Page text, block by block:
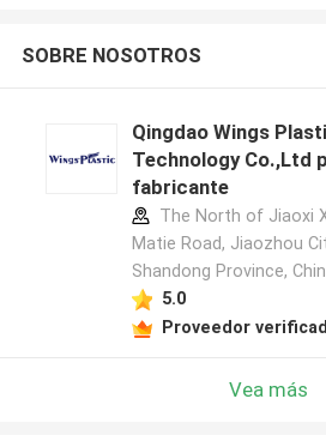
SOBRE NOSOTROS
Qingdao Wings
Technology Co.,Ltd
fabricante
The North of Jiaoxi
Matie Road, Jiaozhou
Shandong Province,
5.0
Proveedor
Vea más